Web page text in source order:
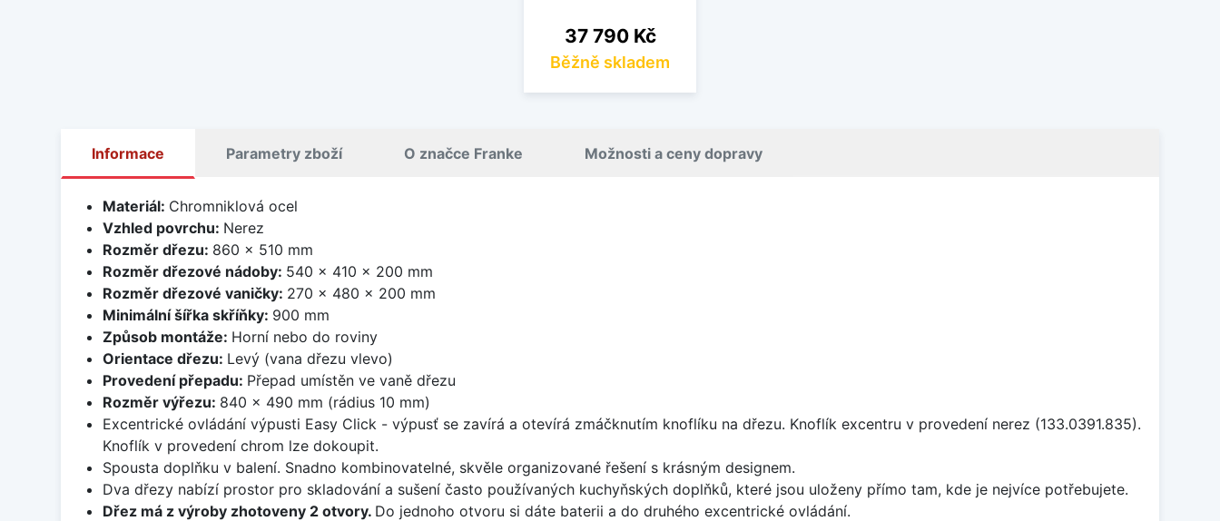
Cena
37 790 Kč
Běžně skladem
Informace Parametry zboží O značce Franke Možnosti a ceny dopravy
Materiál: Chromniklová ocel
Vzhled povrchu: Nerez
Rozměr dřezu: 860 x 510 mm
Rozměr dřezové nádoby: 540 x 410 x 200 mm
Rozměr dřezové vaničky: 270 x 480 x 200 mm
Minimální šířka skříňky: 900 mm
Způsob montáže: Horní nebo do roviny
Orientace dřezu: Levý (vana dřezu vlevo)
Provedení přepadu: Přepad umístěn ve vaně dřezu
Rozměr výřezu: 840 x 490 mm (rádius 10 mm)
Excentrické ovládání výpusti Easy Click - výpusť se zavírá a otevírá zmáčknutím knoflíku na dřezu. Knoflík excentru v provedení nerez (133.0391.835).
Knoflík v provedení chrom lze dokoupit.
Spousta doplňku v balení. Snadno kombinovatelné, skvěle organizované řešení s krásným designem.
Dva dřezy nabízí prostor pro skladování a sušení často používaných kuchyňských doplňků, které jsou uloženy přímo tam, kde je nejvíce potřebujete.
Dřez má z výroby zhotoveny 2 otvory. Do jednoho otvoru si dáte baterii a do druhého excentrické ovládání.